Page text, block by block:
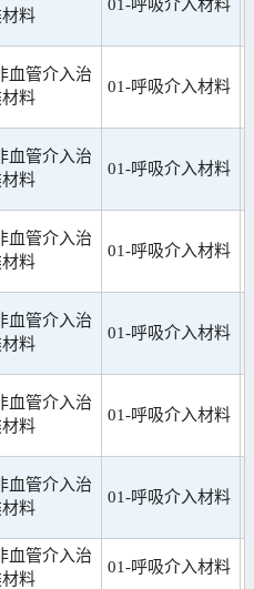
料
01-呼吸介入材料
血管介入治
料
01-呼吸介入材料
血管介入治
料
01-呼吸介入材料
血管介入治
料
01-呼吸介入材料
血管介入治
料
01-呼吸介入材料
血管介入治
料
01-呼吸介入材料
血管介入治
料
01-呼吸介入材料
血管介入治
料
01-呼吸介入材料